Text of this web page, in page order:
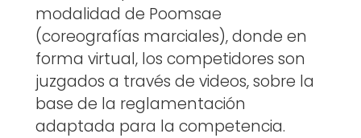
modalidad de Poomsae
(coreografías marciales), donde en
forma virtual, los competidores son
juzgados a través de videos, sobre la
base de la reglamentación
adaptada para la competencia.